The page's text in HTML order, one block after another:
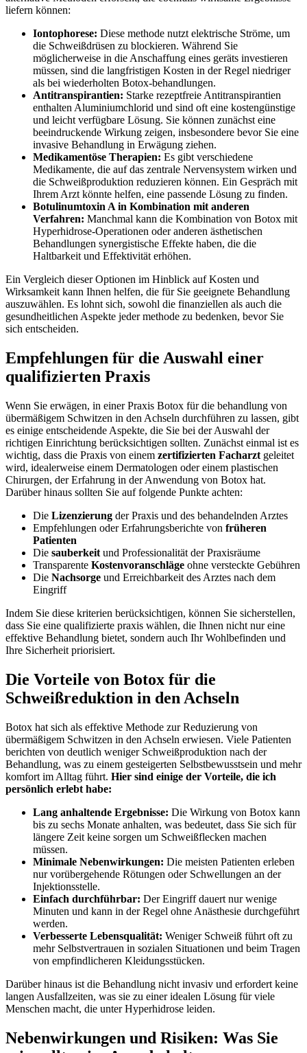
liefern ‍können:
Iontophorese: Diese methode nutzt elektrische Ströme,⁣ um
die Schweißdrüsen zu blockieren. Während Sie
möglicherweise in die Anschaffung eines geräts investieren
müssen, sind die langfristigen Kosten in der Regel niedriger
als⁤ bei‌ wiederholten Botox-behandlungen.
Antitranspirantien: Starke rezeptfreie ⁤Antitranspirantien
enthalten Aluminiumchlorid und sind oft eine⁢ kostengünstige
und leicht ​verfügbare Lösung. Sie‌ können zunächst eine
beeindruckende Wirkung zeigen, insbesondere bevor Sie eine
⁣invasive Behandlung in Erwägung ziehen.
Medikamentöse Therapien: Es gibt⁣ verschiedene
Medikamente, die auf das zentrale Nervensystem wirken und
die Schweißproduktion reduzieren können. Ein Gespräch mit
Ihrem Arzt könnte helfen, eine passende⁤ Lösung zu finden.
Botulinumtoxin A in Kombination mit anderen
Verfahren: Manchmal kann die Kombination von Botox mit
Hyperhidrose-Operationen oder anderen ästhetischen
Behandlungen synergistische Effekte haben, die die⁤
Haltbarkeit und Effektivität erhöhen.
Ein Vergleich dieser Optionen im Hinblick auf Kosten und
Wirksamkeit⁣ kann Ihnen helfen, die für⁤ Sie geeignete Behandlung
auszuwählen. Es lohnt sich, sowohl die finanziellen als auch die
gesundheitlichen Aspekte jeder methode zu‌ bedenken, bevor Sie
sich entscheiden.
Empfehlungen ‍für die Auswahl einer
qualifizierten⁣ Praxis
Wenn Sie erwägen, in einer ​Praxis Botox für die behandlung von
übermäßigem Schwitzen ⁢in‌ den Achseln durchführen zu lassen, gibt
es einige entscheidende⁤ Aspekte, die Sie bei‌ der Auswahl der​
richtigen Einrichtung⁣ berücksichtigen sollten. Zunächst einmal ist es
wichtig, dass die Praxis von einem zertifizierten Facharzt geleitet
wird, idealerweise einem Dermatologen oder einem plastischen
Chirurgen,⁤ der Erfahrung in​ der Anwendung von Botox hat.‍
Darüber hinaus ⁢sollten Sie auf folgende Punkte achten:
Die Lizenzierung ​der Praxis und ​des behandelnden Arztes
Empfehlungen oder Erfahrungsberichte von früheren
Patienten
Die sauberkeit und Professionalität der Praxisräume
Transparente​ Kostenvoranschläge ohne versteckte⁤ Gebühren
Die Nachsorge und Erreichbarkeit⁢ des Arztes nach dem
Eingriff
Indem Sie⁢ diese kriterien berücksichtigen, können Sie⁤ sicherstellen,
dass Sie eine qualifizierte praxis wählen, die ​Ihnen nicht nur eine
effektive Behandlung bietet, sondern ​auch Ihr‍ Wohlbefinden und
Ihre Sicherheit priorisiert.
Die Vorteile von Botox für die
Schweißreduktion in den Achseln
Botox hat‍ sich als effektive Methode zur⁢ Reduzierung von
übermäßigem Schwitzen in den Achseln erwiesen. Viele Patienten
berichten von deutlich weniger Schweißproduktion nach der
Behandlung, was zu‍ einem‌ gesteigerten ⁣Selbstbewusstsein und mehr
komfort im Alltag führt. Hier sind einige der Vorteile, die ich‌
persönlich erlebt habe:
Lang anhaltende Ergebnisse: Die Wirkung von Botox kann
⁤bis zu sechs Monate anhalten, was bedeutet, dass Sie sich für
längere Zeit keine⁤ sorgen um Schweißflecken machen
müssen.
Minimale ⁢Nebenwirkungen: Die ⁢meisten Patienten erleben
nur vorübergehende Rötungen oder Schwellungen an der
Injektionsstelle.
Einfach durchführbar: ⁢Der Eingriff dauert nur wenige
Minuten und kann in der Regel ohne Anästhesie durchgeführt
werden.
Verbesserte Lebensqualität: Weniger‌ Schweiß führt oft zu
mehr Selbstvertrauen in sozialen Situationen ⁢und beim Tragen
von empfindlicheren Kleidungsstücken.
Darüber hinaus ist die Behandlung nicht invasiv⁣ und erfordert keine
langen Ausfallzeiten, was sie zu einer idealen Lösung für viele
Menschen macht, die unter Hyperhidrose leiden.
Nebenwirkungen und Risiken: Was Sie